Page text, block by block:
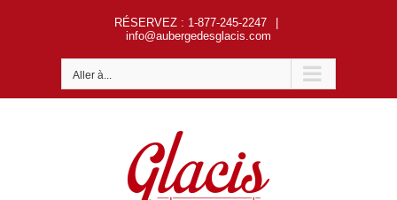
RÉSERVEZ: 1-877-245-2247
info@aubergedesglacis.com
Aller à...